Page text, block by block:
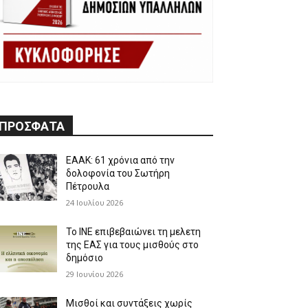
ΕΑΑΚ: 61 χρόνια από την
δολοφονία του Σωτήρη
Πέτρουλα
24 Ιουλίου 2026
Το ΙΝΕ επιβεβαιώνει τη μελετη
της ΕΑΣ για τους μισθούς στο
δημόσιο
29 Ιουνίου 2026
Μισθοί και συντάξεις χωρίς